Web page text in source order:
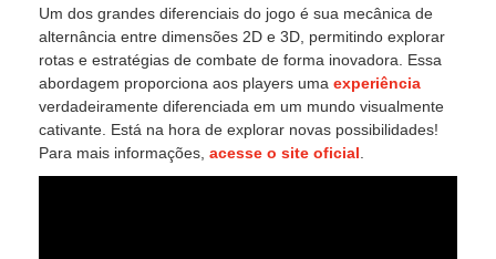
Um dos grandes diferenciais do jogo é sua mecânica de
alternância entre dimensões 2D e 3D, permitindo explorar
rotas e estratégias de combate de forma inovadora. Essa
abordagem proporciona aos players uma experiência
verdadeiramente diferenciada em um mundo visualmente
cativante. Está na hora de explorar novas possibilidades!
Para mais informações, acesse o site oficial